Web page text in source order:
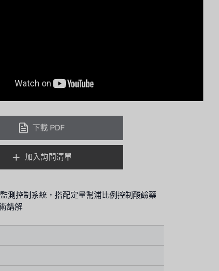
下載 PDF
加入詢問清單
測控制系統，搭配定量幫浦比例控制酸鹼藥
講解